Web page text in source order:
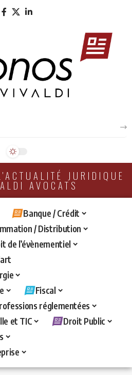
JURIDIQUE
AVOCATS
Banque / Crédit
/ Distribution
de l’évènementiel
Fiscal
réglementées
et TIC
Droit Public